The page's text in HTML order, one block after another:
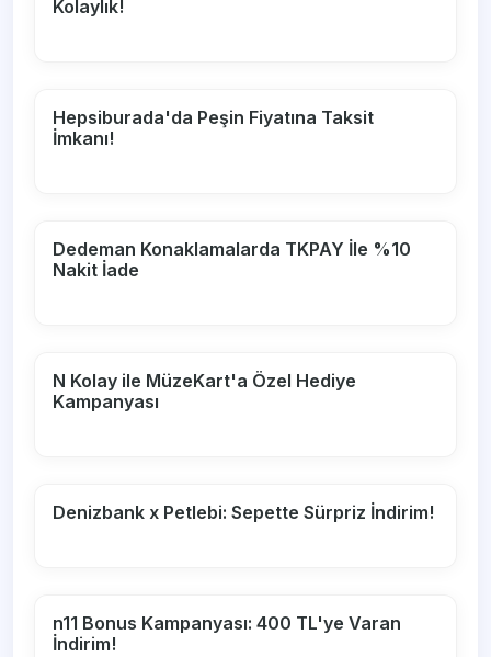
Kolaylık!
Hepsiburada'da Peşin Fiyatına Taksit
İmkanı!
Dedeman Konaklamalarda TKPAY İle %10
Nakit İade
N Kolay ile MüzeKart'a Özel Hediye
Kampanyası
Denizbank x Petlebi: Sepette Sürpriz İndirim!
n11 Bonus Kampanyası: 400 TL'ye Varan
İndirim!